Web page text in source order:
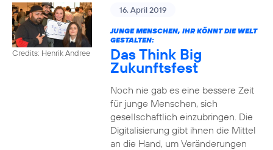
Credits: Henrik Andree
16. April 2019
JUNGE MENSCHEN, IHR KÖNNT DIE WELT
GESTALTEN:
Das Think Big
Zukunftsfest
Noch nie gab es eine bessere Zeit
für junge Menschen, sich
gesellschaftlich einzubringen. Die
Digitalisierung gibt ihnen die Mittel
an die Hand, um Veränderungen